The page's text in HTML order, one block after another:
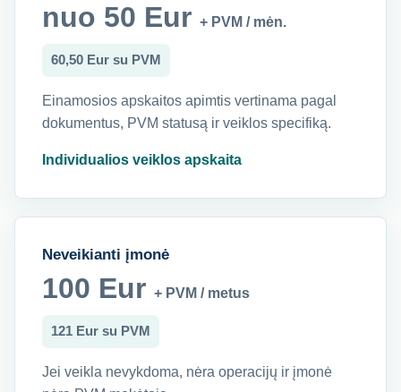
nuo 50 Eur + PVM / mėn.
60,50 Eur su PVM
Einamosios apskaitos apimtis vertinama pagal
dokumentus, PVM statusą ir veiklos specifiką.
Individualios veiklos apskaita
Neveikianti įmonė
100 Eur + PVM / metus
121 Eur su PVM
Jei veikla nevykdoma, nėra operacijų ir įmonė